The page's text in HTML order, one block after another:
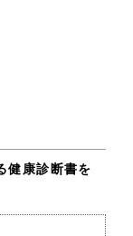
健康診断書を